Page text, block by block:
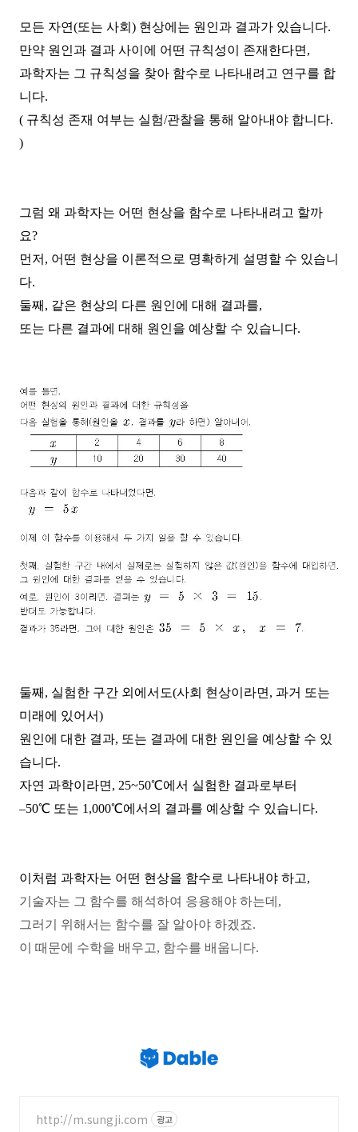
모든 자연(또는 사회 ) 현상에는 원인과 결과가 있습니다.
만약 원인과 결과 사이에 어떤 규칙성이 존재한다면 ,
과학자는 그 규칙성을 찾아 함수로 나타내려고 연구를 합
니다.
( 규칙성 존재 여부는 실험/관찰을 통해 알아내야 합니다.
)
그럼 왜 과학자는 어떤 현상을 함수로 나타내려고 할까
요?
먼저 , 어떤 현상을 이론적으로 명확하게 설명할 수 있습니
다.
둘째 , 같은 현상의 다른 원인에 대해 결과를,
또는 다른 결과에 대해 원인을 예상할 수 있습니다.
둘째 , 실험한 구간 외에서도(사회 현상이라면 , 과거 또는
미래에 있어서)
원인에 대한 결과, 또는 결과에 대한 원인을 예상할 수 있
습니다.
자연 과학이라면 , 25~50℃에서 실험한 결과로부터
–50℃ 또는 1,000℃에서의 결과를 예상할 수 있습니다.
이처럼 과학자는 어떤 현상을 함수로 나타내야 하고,
기술자는 그 함수를 해석하여 응용해야 하는데 ,
그러기 위해서는 함수를 잘 알아야 하겠죠.
이 때문에 수학을 배우고, 함수를 배웁니다.
http://m.sungji.com 광고